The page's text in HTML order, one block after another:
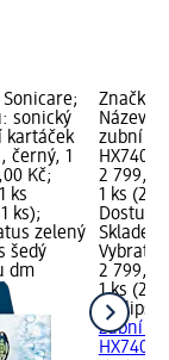
sonický
kartáček
černý, 1
Kč;
ks
ks);
zelený
šedý
dm
Značka:
Název
zubní
2
1 ks (2
Vybrat
2 799,00
1 ks (2
Philips
zubní